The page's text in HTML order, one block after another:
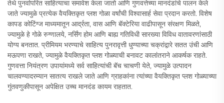
तेथे पुनर्वापरित साहित्याचा समावेश केला जातो आणि गुणवत्तेच्या मानदंडांचे पालन केले
जाते ज्यामुळे प्रत्येक वैयक्तिकृत प्लश गोळा वर्षांची विश्वासार्ह सेवा प्रदान करतो. विशेष
कापड कोटिंग्ज माध्यमातून आर्द्रता, वास आणि बॅक्टेरिया वाढीपासून संरक्षण मिळते,
ज्यामुळे हे गोळे रुग्णालये, नर्सिंग होम आणि बाह्य गतिविधी सारख्या विविध वातावरणांसाठी
योग्य बनतात. प्रीमियम भरण्याचे साहित्य पुनरावृत्ती धुण्याच्या चक्रांद्वारे सतत उंची आणि
मऊपणा राखते, ज्यामुळे वैयक्तिकृत प्लश गोळ्याची बनावट कालांतराने आकर्षक राहते.
गुणवत्ता नियंत्रण उपायांमध्ये सर्व साहित्यांची बॅच चाचणी येते, ज्यामुळे उत्पादन
चालवण्यादरम्यान सातत्य राखले जाते आणि ग्राहकांना त्यांच्या वैयक्तिकृत प्लश गोळ्याच्या
गुंतवणुकीपासून अपेक्षित उच्च मानदंड कायम राहतात.